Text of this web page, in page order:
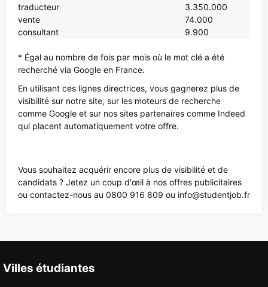
traducteur
3.350.000
vente
74.000
consultant
9.900
* Égal au nombre de fois par mois où le mot clé a été
recherché via Google en France.
En utilisant ces lignes directrices, vous gagnerez plus de
visibilité sur notre site, sur les moteurs de recherche
comme Google et sur nos sites partenaires comme Indeed
qui placent automatiquement votre offre.
Vous souhaitez acquérir encore plus de visibilité et de
candidats ? Jetez un coup d'œil à nos offres publicitaires
ou contactez-nous au 0800 916 809 ou info@studentjob.fr
Villes étudiantes